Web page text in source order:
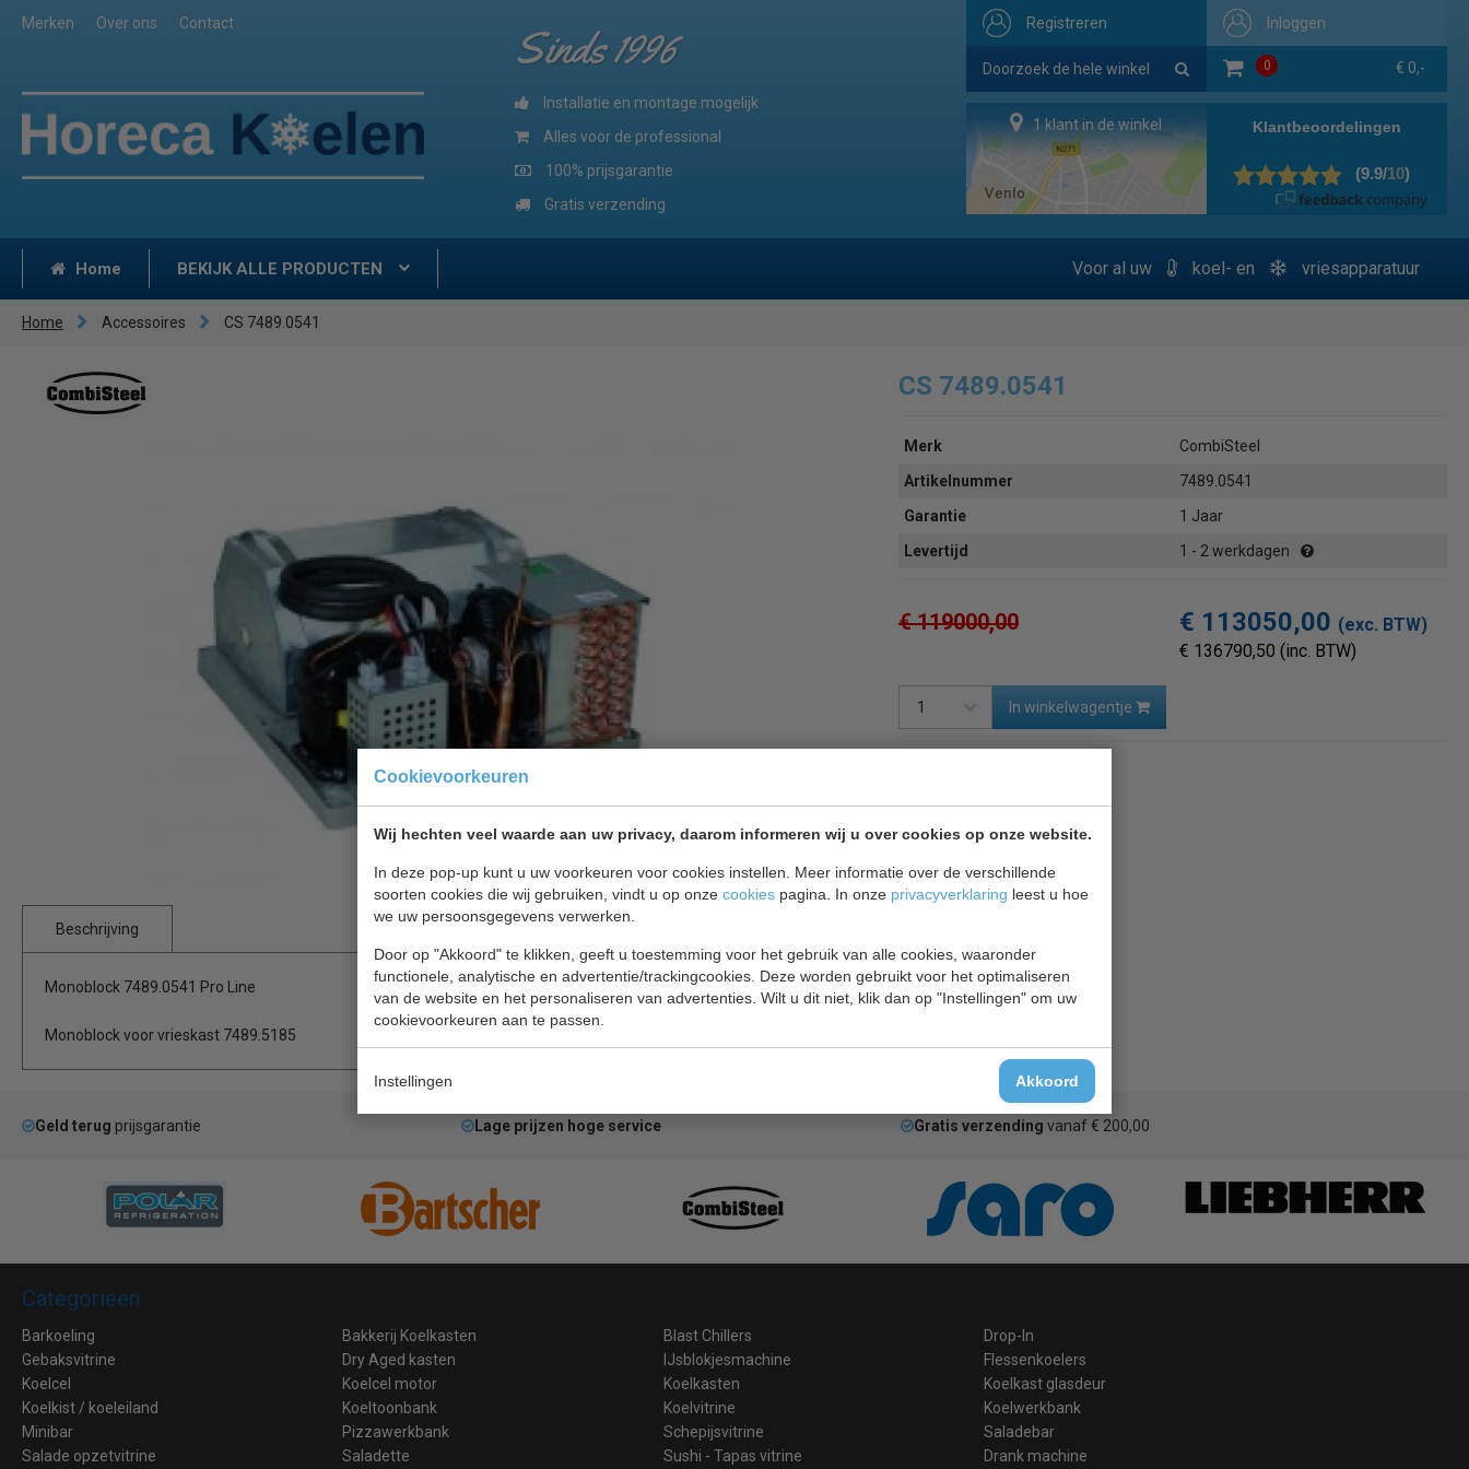
Cookievoorkeuren
Wij hechten veel waarde aan uw privacy, daarom informeren wij u over cookies op onze website.
In deze pop-up kunt u uw voorkeuren voor cookies instellen. Meer informatie over de verschillende
soorten cookies die wij gebruiken, vindt u op onze cookies pagina. In onze privacyverklaring leest u hoe
we uw persoonsgegevens verwerken.
Door op "Akkoord" te klikken, geeft u toestemming voor het gebruik van alle cookies, waaronder
functionele, analytische en advertentie/trackingcookies. Deze worden gebruikt voor het optimaliseren
van de website en het personaliseren van advertenties. Wilt u dit niet, klik dan op "Instellingen" om uw
cookievoorkeuren aan te passen.
Instellingen Akkoord
Merken Over ons Contact Inloggen
0 € 0,-
Registreren
Sinds 1996
Installatie en montage mogelijk
Alles voor de professional
100% prijsgarantie
Gratis verzending
1 klant in de winkel
Home BEKIJK ALLE PRODUCTEN Voor al uw koel- en vriesapparatuur
Home Accessoires CS 7489.0541
CS 7489.0541
Merk
CombiSteel
Artikelnummer
7489.0541
Garantie
1 Jaar
Levertijd
1 - 2 werkdagen
€ 119000,00 € 113050,00 (exc. BTW)
€ 136790,50 (inc. BTW)
In winkelwagentje
Beschrijving
Monoblock 7489.0541 Pro Line
Monoblock voor vrieskast 7489.5185
Geld terug prijsgarantie Lage prijzen hoge service Gratis verzending vanaf € 200,00
Categorieën
Barkoeling Bakkerij Koelkasten Blast Chillers
Drop-In
Gebaksvitrine
Dry Aged kasten IJsblokjesmachine
Flessenkoelers
Koelcel
Koelcel motor Koelkasten
Koelkast glasdeur
Koelkist / koeleiland
Koeltoonbank Koelvitrine
Koelwerkbank
Minibar
Pizzawerkbank Schepijsvitrine
Saladebar
Salade opzetvitrine
Saladette Sushi - Tapas vitrine Drank machine